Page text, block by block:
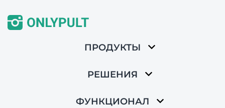
ПРОДУКТЫ
РЕШЕНИЯ
ФУНКЦИОНАЛ